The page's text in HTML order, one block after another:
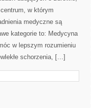
OBRAZOWAw którym
medyczne są
kategorie to: Medycyna
w lepszym rozumieniu
schorzenia, […]